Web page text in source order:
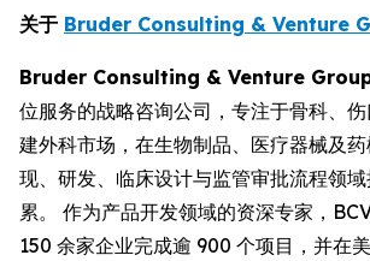
关于 Bruder Consulting & Venture
Bruder Consulting & Venture
位服务的战略咨询公司，专注于骨科、
建外科市场，在生物制品、医疗器械及
现、研发、临床设计与监管审批流程领
累。 作为产品开发领域的资深专家，
150 余家企业完成逾 900 个项目，并在